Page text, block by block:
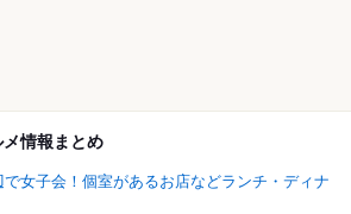
情報まとめ
で女子会！個室があるお店などランチ・ディナ